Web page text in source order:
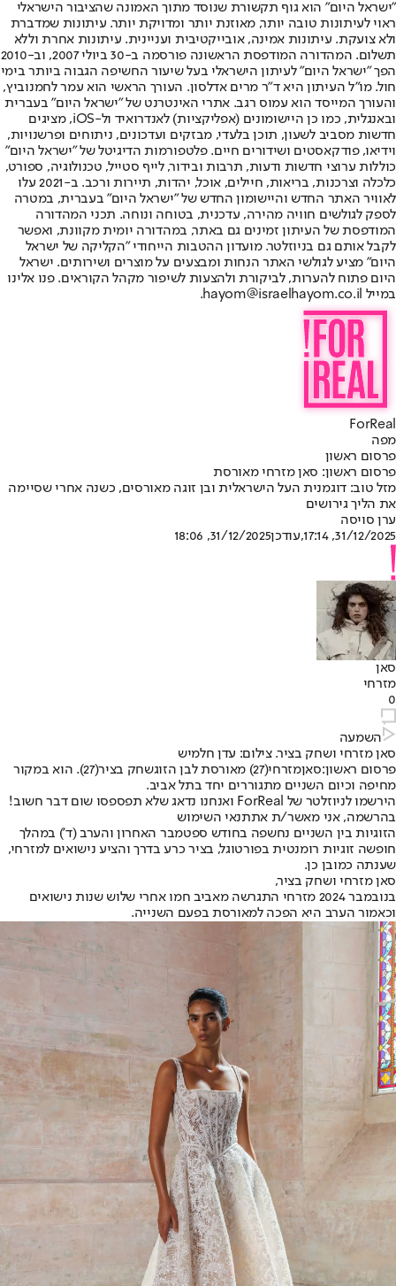
"ישראל היום" הוא גוף תקשורת שנוסד מתוך האמונה שהציבור הישראלי
ראוי לעיתונות טובה יותר, מאוזנת יותר ומדויקת יותר. עיתונות שמדברת
ולא צועקת. עיתונות אמינה, אובייקטיבית ועניינית. עיתונות אחרת וללא
תשלום. המהדורה המודפסת הראשונה פורסמה ב-30 ביולי 2007, וב-2010
הפך "ישראל היום" לעיתון הישראלי בעל שיעור החשיפה הגבוה ביותר בימי
חול. מו"ל העיתון היא ד"ר מרים אדלסון. העורך הראשי הוא עמר לחמנוביץ,
והעורך המייסד הוא עמוס רגב. אתרי האינטרנט של "ישראל היום" בעברית
ובאנגלית, כמו כן היישומונים (אפליקציות) לאנדרואיד ול-iOS, מציגים
חדשות מסביב לשעון, תוכן בלעדי, מבזקים ועדכונים, ניתוחים ופרשנויות,
וידיאו, פודקאסטים ושידורים חיים. פלטפורמות הדיגיטל של "ישראל היום"
כוללות ערוצי חדשות ודעות, תרבות ובידור, לייף סטייל, טכנולוגיה, ספורט,
כלכלה וצרכנות, בריאות, חיילים, אוכל, יהדות, תיירות ורכב. ב-2021 עלו
לאוויר האתר החדש והיישומון החדש של "ישראל היום" בעברית, במטרה
לספק לגולשים חוויה מהירה, עדכנית, בטוחה ונוחה. תכני המהדורה
המודפסת של העיתון זמינים גם באתר, במהדורה יומית מקוונת, ואפשר
לקבל אותם גם בניוזלטר. מועדון ההטבות הייחודי "הקליקה של ישראל
היום" מציע לגולשי האתר הנחות ומבצעים על מוצרים ושירותים. ישראל
היום פתוח להערות, לביקורת ולהצעות לשיפור מקהל הקוראים. פנו אלינו
במייל hayom@israelhayom.co.il.
ForReal
מפה
פרסום ראשון
פרסום ראשון: סאן מזרחי מאורסת
מזל טוב: דוגמנית העל הישראלית ובן זוגה מאורסים, כשנה אחרי שסיימה
את הליך גירושים
ערן סויסה
31/12/2025, 17:14
,עודכן31/12/2025, 18:06
סאן
מזרחי
0
השמעה
סאן מזרחי ושחק בציר. צילום: עדן חלמיש
פרסום ראשון:סאןמזרחי(27) מאורסת לבן הזוג שחק בציר
(27). הוא במקור
מחיפה וכיום השניים מתגוררים יחד בתל אביב.
הירשמו לניוזלטר של ForReal ואנחנו נדאג שלא תפספסו שום דבר חשוב!
בהרשמה, אני מאשר/ת אתתנאי השימוש
הזוגיות בין השניים נחשפה בחודש ספטמבר האחרון והערב (ד') במהלך
חופשה זוגיות רומנטית בפורטוגל, בציר כרע בדרך והציע נישואים למזרחי,
שענתה כמובן כן.
סאן מזרחי ושחק בציר,
בנובמבר 2024 מזרחי התגרשה מאביב חמו אחרי שלוש שנות נישואים
וכאמור הערב היא הפכה למאורסת בפעם השנייה.